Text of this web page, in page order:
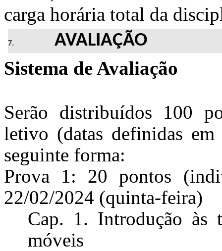
carga horária total da
AVALIAÇÃO
Sistema de Avaliação
Serão distribuídos 100
letivo (datas definidas
seguinte forma:
Prova 1: 20 pontos
22/02/2024 (quinta-feira)
Cap. 1. Introdução às
móveis